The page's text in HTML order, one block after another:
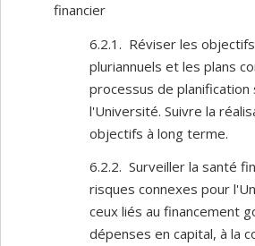
financier
6.2.1. Réviser les
pluriannuels et les plans
processus de
l'Université. Suivre la
objectifs à long terme.
6.2.2. Surveiller la santé
risques connexes pour
ceux liés au financement
dépenses en capital, à la